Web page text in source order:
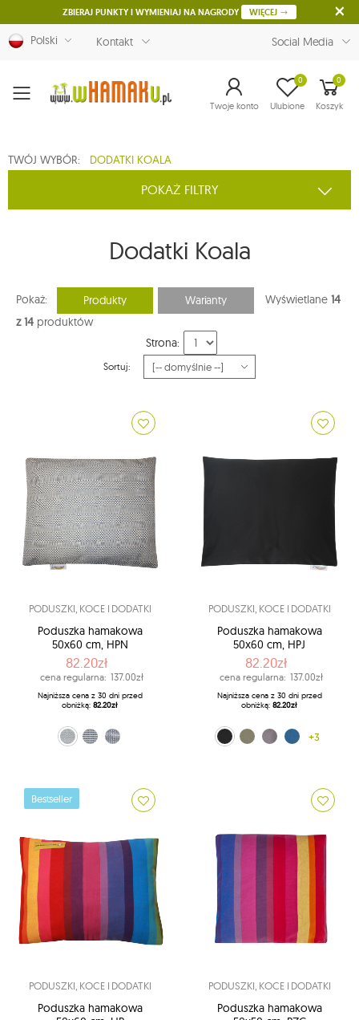
ZBIERAJ PUNKTY I WYMIENIAJ NA NAGRODY WIĘCEJ
Polski Kontakt Social Media
Menu Twoje konto Ulubione
0 0
Koszyk
TWÓJ WYBÓR: DODATKI KOALA
POKAŻ FILTRY
Dodatki Koala
Pokaż: Produkty Warianty Wyświetlane 14
z 14 produktów
Strona:
Sortuj:
PODUSZKI, KOCE I DODATKI
Poduszka hamakowa
50x60 cm, HPN
82.20zł
cena regularna: 137.00zł
Najniższa cena z 30 dni przed
obniżką: 82.20zł
kremowo-niebieski (0328)
biało-niebieski (321)
błękitny-ecru (337)
PODUSZKI, KOCE I DODATKI
Poduszka hamakowa
50x60 cm, HPJ
82.20zł
cena regularna: 137.00zł
Najniższa cena z 30 dni przed
obniżką: 82.20zł
czarny (10)
Brązowy (100)
stalowy (111)
Granatowy (113)
+3
Bestseller
PODUSZKI, KOCE I DODATKI
Poduszka hamakowa
PODUSZKI, KOCE I DODATKI
Poduszka hamakowa